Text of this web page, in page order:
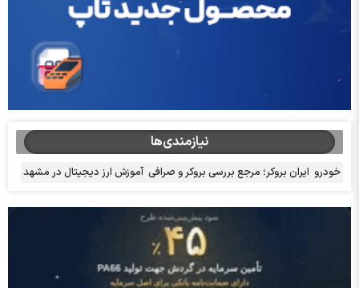
نیازمندی‌ها
خودرو ایران بروکر؛ مرجع بررسی بروکر و صرافی آموزش ارز دیجیتال در مشهد